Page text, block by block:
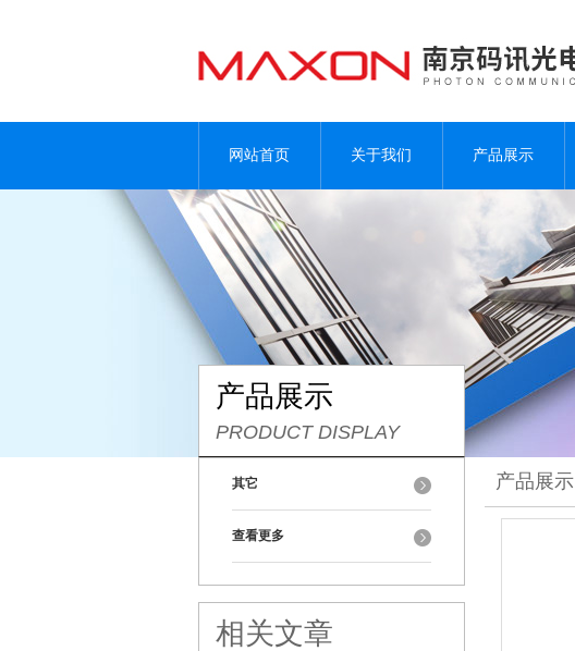
网站首页 关于我们 产品展示
产品展示
PRODUCT DISPLAY
其它
查看更多
相关文章
产品展示